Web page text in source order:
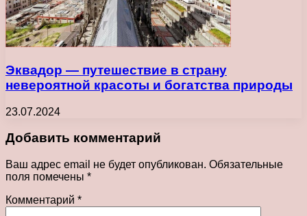
Эквадор — путешествие в страну
невероятной красоты и богатства природы
23.07.2024
Добавить комментарий
Ваш адрес email не будет опубликован. Обязательные
поля помечены *
Комментарий *